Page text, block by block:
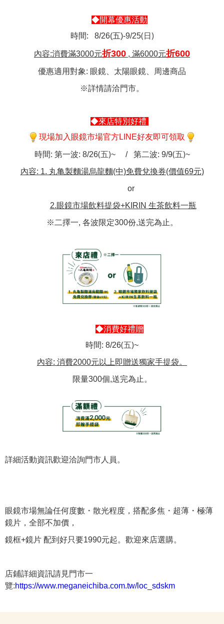
◆開幕優惠活動
時間: 8/26(五)-9/25(日)
內容:消費滿3000元折300 , 滿6000元折600
優惠適用對象: 眼鏡、太陽眼鏡、周邊商品
※詳情請洽門市。
◆來店特別好禮
現場加入眼鏡市場官方LINE好友即可領取
時間: 第一波: 8/26(五)~ / 第二波: 9/9(五)~
內容: 1. 丸亀製麵湯烏龍麵(中)免費兌換券(價值69元)
or
2.眼鏡市場飲料提袋+KIRIN 生茶飲料一瓶
※二擇一, 各波限定300份,送完為止。
◆消費好禮贈
時間: 8/26(五)~
內容: 消費2000元以上即贈送獨家手提袋。
限量300個,送完為止。
詳細活動資訊歡迎洽詢門市人員。
眼鏡市場無論任何度數・散光程度，搭配多焦・超薄・極薄
鏡片，全部不加價，
鏡框+鏡片 配到好只要1990元起。歡迎來店選購。
店鋪詳細資訊請見門市一
覽:https://www.meganeichiba.com.tw/loc_sdskm